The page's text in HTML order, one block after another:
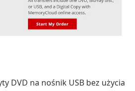
DVD na nośnik USB bez użycia